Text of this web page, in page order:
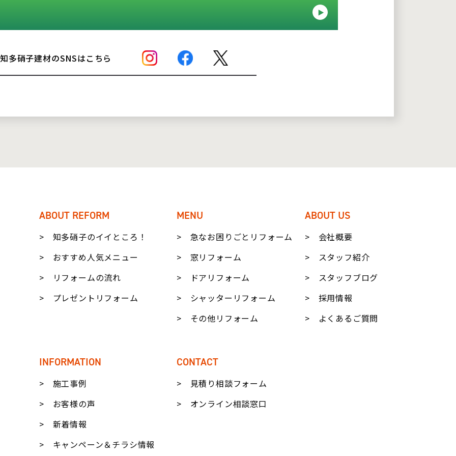
知多硝子建材のSNSはこちら
ABOUT REFORM
知多硝子のイイところ！
おすすめ人気メニュー
リフォームの流れ
プレゼントリフォーム
INFORMATION
施工事例
お客様の声
新着情報
キャンペーン＆チラシ情報
MENU
急なお困りごとリフォーム
窓リフォーム
ドアリフォーム
シャッターリフォーム
その他リフォーム
CONTACT
見積り相談フォーム
オンライン相談窓口
ABOUT US
会社概要
スタッフ紹介
スタッフブログ
採用情報
よくあるご質問